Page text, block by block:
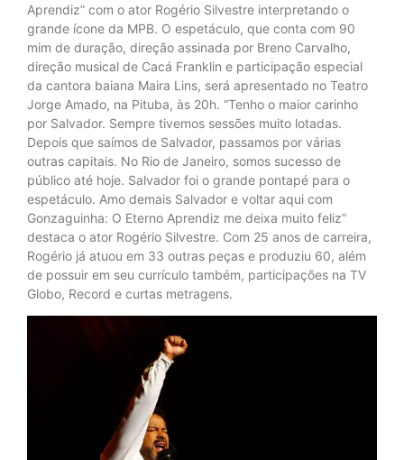
Aprendiz” com o ator Rogério Silvestre interpretando o
grande ícone da MPB. O espetáculo, que conta com 90
mim de duração, direção assinada por Breno Carvalho,
direção musical de Cacá Franklin e participação especial
da cantora baiana Maira Lins, será apresentado no Teatro
Jorge Amado, na Pituba, às 20h. “Tenho o maior carinho
por Salvador. Sempre tivemos sessões muito lotadas.
Depois que saímos de Salvador, passamos por várias
outras capitais. No Rio de Janeiro, somos sucesso de
público até hoje. Salvador foi o grande pontapé para o
espetáculo. Amo demais Salvador e voltar aqui com
Gonzaguinha: O Eterno Aprendiz me deixa muito feliz”
destaca o ator Rogério Silvestre. Com 25 anos de carreira,
Rogério já atuou em 33 outras peças e produziu 60, além
de possuir em seu currículo também, participações na TV
Globo, Record e curtas metragens.